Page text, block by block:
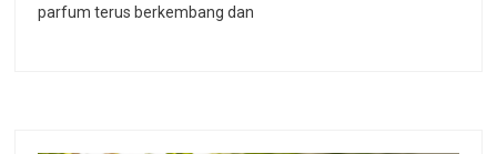
parfum terus berkembang dan